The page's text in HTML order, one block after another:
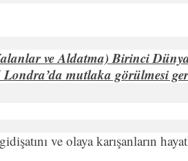
ve Aldatma) Birinci
mutlaka görülmesi
ve olaya karışanların